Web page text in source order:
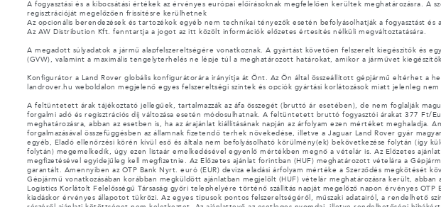
A fogyasztási és a kibocsátási értékek az érvényes európai előírásoknak megfelelően kerültek meghatározásra. A
regisztrációját megelőzően frissítésre kerülhetnek
Az opcionális berendezések és tartozékok egyéb nem technikai tényezők esetén befolyásolhatják a fogyasztást
Az AW Distribution Kft. fenntartja a jogot az itt közölt információk előzetes értesítés nélküli megváltoztatására.
A megadott súlyadatok a jármű alapfelszereltségére vonatkoznak. A gyártást követően felszerelt kiegészítők és
(GVW), valamint a maximális tengelyterhelés ne lépje túl a meghatározott határokat, amikor a járművet
Konfigurátor a Land Rover globális konfigurátorára irányítja át Önt. Az Ön által összeállított gépjármű eltérhet a
landrover.hu weboldalon megjelenő egyes felszereltségi szintek és opciók gyártási korlátozások miatt jelenleg
A feltüntetett árak tájékoztató jellegűek, tartalmazzák az áfa összegét (bruttó ár esetében), de nem foglalják
forgalmi adó és regisztrációs díj változása esetén módosulhatnak. A feltüntetett bruttó fogyasztói árakat 377
meghatározásra, abban az esetben is, ha az árajánlat kiállításának napján az árfolyam ezen mértéket
forgalmazásával összefüggésben az államnak fizetendő terhek növekedése, illetve a Jaguar Land Rover gyár
egyéb, Eladó ellenőrzési körén kívül eső és általa nem befolyásolható körülmény(ek) bekövetkezése folytán (így
folytán) megemelkedik, úgy ezen listaár emelkedésével egyenlő mértékben megnő a vételár is. Az Előzetes
megfizetésével egyidejűleg kell megfizetnie. Az Előzetes ajánlat forintban (HUF) meghatározott vételára a
garantált. Amennyiben az OTP Bank Nyrt. euró (EUR) deviza eladási árfolyam mértéke a Szerződés megkötését
Gépjármű vonatkozásában korábban megküldött ajánlatban megjelölt (HUF) vételár meghatározásra került,
Logistics Korlátolt Felelősségű Társaság győri telephelyére történő szállítás napját megelőző napon érvényes
kiadáskor érvényes állapotot tükrözi. Az egyes típusok pontos felszereltségéről, műszaki adatairól, a rendelhető